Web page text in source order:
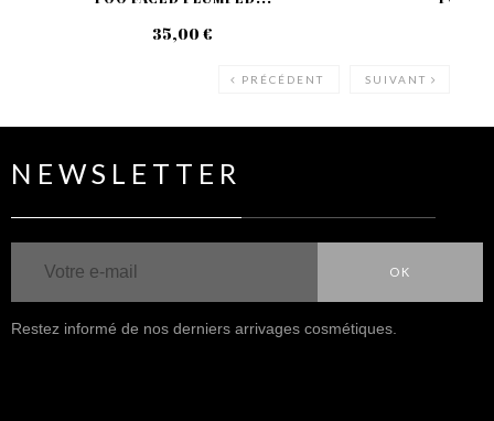
35,00 €
PRÉCÉDENT SUIVANT
NEWSLETTER
OK
Restez informé de nos derniers arrivages cosmétiques.